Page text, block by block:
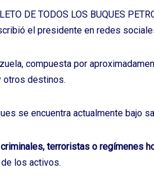
DE TODOS LOS BUQUES
el presidente en redes
compuesta por
otros destinos.
se encuentra actualmente bajo
terroristas o regímenes
los activos.